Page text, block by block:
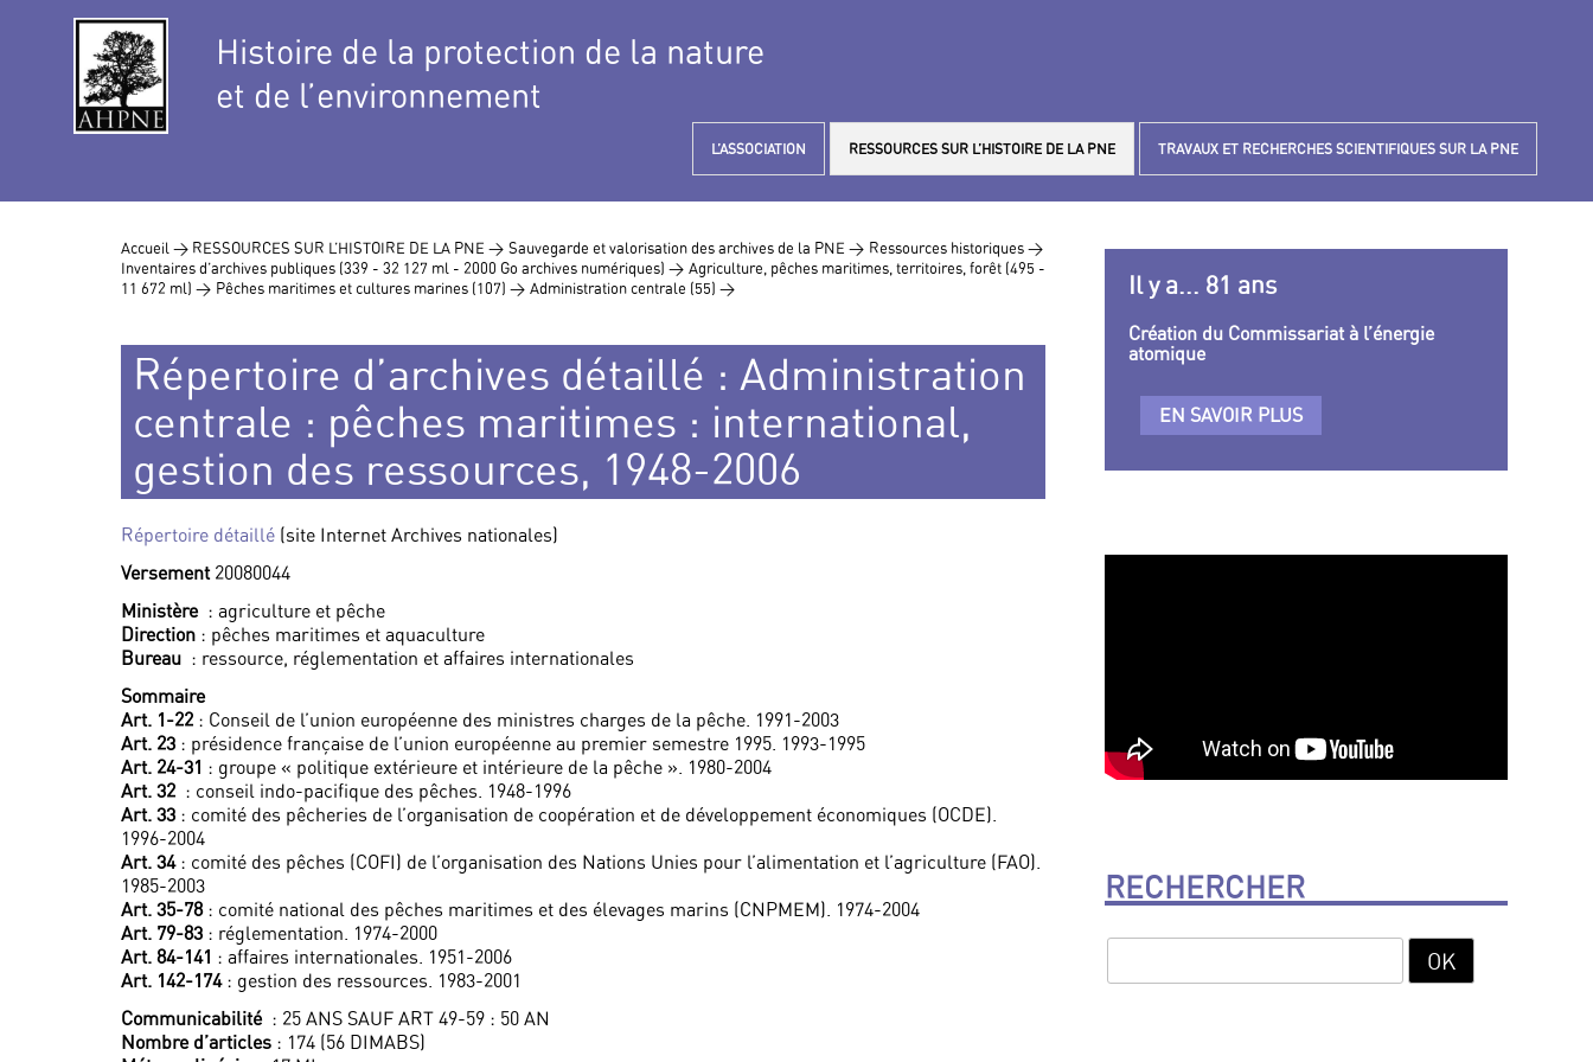
Histoire de la protection de la nature
et de l’environnement
L’ASSOCIATION RESSOURCES SUR L’HISTOIRE DE LA PNE TRAVAUX ET RECHERCHES SCIENTIFIQUES SUR LA PNE
Accueil > RESSOURCES SUR L’HISTOIRE DE LA PNE > Sauvegarde et valorisation des archives de la PNE > Ressources historiques >
Inventaires d’archives publiques (339 - 32 127 ml - 2000 Go archives numériques) > Agriculture, pêches maritimes, territoires, forêt (495 -
11 672 ml) > Pêches maritimes et cultures marines (107) > Administration centrale (55) >
Répertoire d’archives détaillé : Administration
centrale : pêches maritimes : international,
gestion des ressources, 1948-2006
Répertoire détaillé (site Internet Archives nationales)
Versement 20080044
Ministère : agriculture et pêche
Direction : pêches maritimes et aquaculture
Bureau : ressource, réglementation et affaires internationales
Sommaire
Art. 1-22 : Conseil de l’union européenne des ministres charges de la pêche. 1991-2003
Art. 23 : présidence française de l’union européenne au premier semestre 1995. 1993-1995
Art. 24-31 : groupe « politique extérieure et intérieure de la pêche ». 1980-2004
Art. 32 : conseil indo-pacifique des pêches. 1948-1996
Art. 33 : comité des pêcheries de l’organisation de coopération et de développement économiques (OCDE).
1996-2004
Art. 34: comité des pêches (COFI) de l’organisation des Nations Unies pour l’alimentation et l’agriculture (FAO).
1985-2003
Art. 35-78: comité national des pêches maritimes et des élevages marins (CNPMEM). 1974-2004
Art. 79-83 : réglementation. 1974-2000
Art. 84-141 : affaires internationales. 1951-2006
Art. 142-174: gestion des ressources. 1983-2001
Communicabilité : 25 ANS SAUF ART 49-59 : 50 AN
Nombre d’articles : 174 (56 DIMABS)
Il y a... 81 ans
Création du Commissariat à l’énergie
atomique
EN SAVOIR PLUS
RECHERCHER